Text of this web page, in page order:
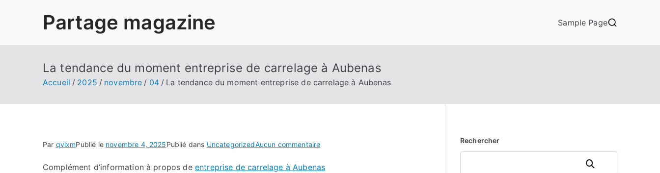
Partage magazine Sample Page
La tendance du moment entreprise de carrelage à Aubenas
Accueil 2025 novembre 04 La tendance du moment entreprise de carrelage à Aubenas
Par qvixmPublié le novembre 4, 2025Publié dans UncategorizedAucun commentairesur
tendance
Complément d’information à propos de entreprise de carrelage à Aubenas
Rechercher
Rechercher